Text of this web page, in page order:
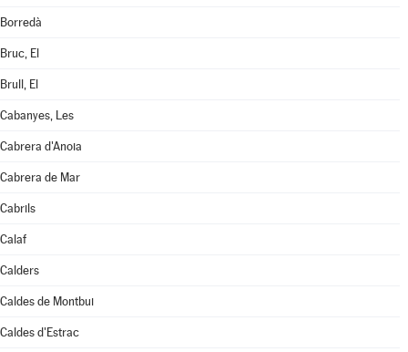
Borredà
Bruc, El
Brull, El
Cabanyes, Les
Cabrera d'Anoia
Cabrera de Mar
Cabrils
Calaf
Calders
Caldes de Montbui
Caldes d'Estrac